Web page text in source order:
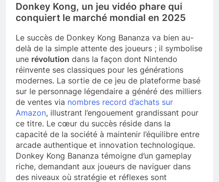
Donkey Kong, un jeu vidéo phare qui
conquiert le marché mondial en 2025
Le succès de Donkey Kong Bananza va bien au-
delà de la simple attente des joueurs ; il symbolise
une révolution dans la façon dont Nintendo
réinvente ses classiques pour les générations
modernes. La sortie de ce jeu de plateforme basé
sur le personnage légendaire a généré des milliers
de ventes via nombres record d’achats sur
Amazon, illustrant l’engouement grandissant pour
ce titre. Le cœur du succès réside dans la
capacité de la société à maintenir l’équilibre entre
arcade authentique et innovation technologique.
Donkey Kong Bananza témoigne d’un gameplay
riche, demandant aux joueurs de naviguer dans
des niveaux où stratégie et réflexes sont